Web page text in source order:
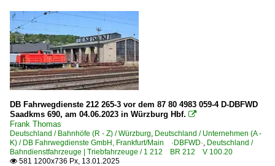
DB Fahrwegdienste 212 265-3 vor dem 87 80 4983 059-4 D-DBFWD
Saadkms 690, am 04.06.2023 in Würzburg Hbf. 
Frank Thomas
Deutschland / Bahnhöfe (R - Z) / Würzburg, Deutschland / Unternehmen (A -
K) / DB Fahrwegdienste GmbH, Frankfurt/Main ·DBFWD·, Deutschland /
Bahndienstfahrzeuge | Triebfahrzeuge / 1 212 BR 212 V 100.20
 581 1200x736 Px, 13.01.2025